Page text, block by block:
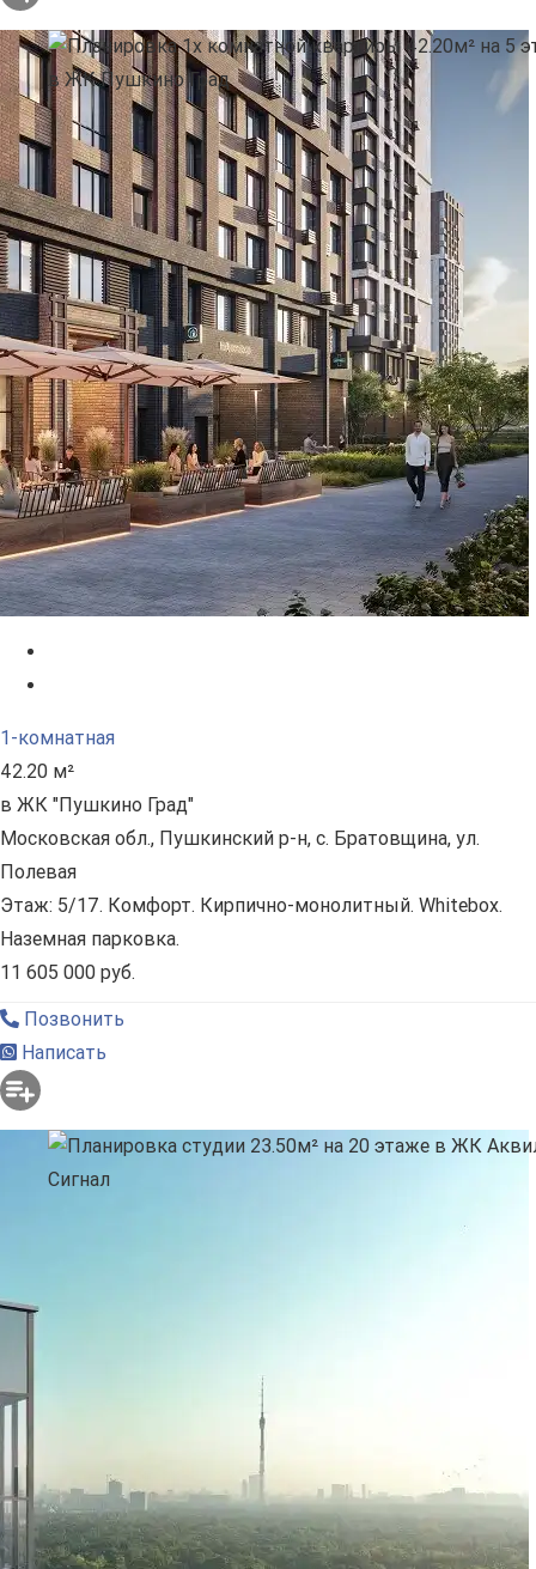
1-комнатная
42.20 м²
в ЖК "Пушкино Град"
Московская обл., Пушкинский р-н, с. Братовщина, ул.
Полевая
Этаж: 5/17. Комфорт. Кирпично-монолитный. Whitebox.
Наземная парковка.
11 605 000 руб.
Позвонить
Написать